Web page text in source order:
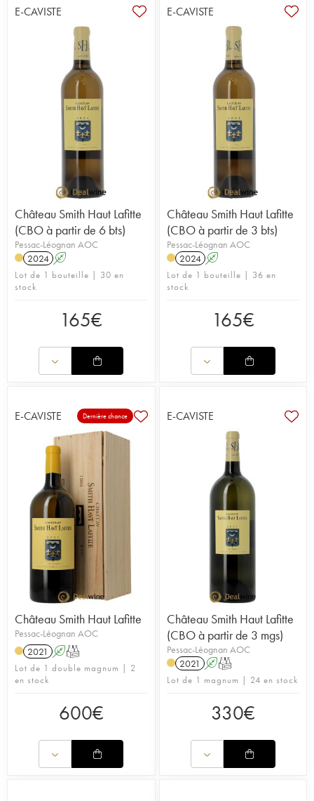
E-CAVISTE
Château Smith Haut Lafitte
(CBO à partir de 6 bts)
Pessac-Léognan AOC
2024 A
Lot de 1 bouteille | 30 en
stock
165€
E-CAVISTE
Château Smith Haut Lafitte
(CBO à partir de 3 bts)
Pessac-Léognan AOC
2024 A
Lot de 1 bouteille | 36 en
stock
165€
E-CAVISTE Dernière chance
Château Smith Haut Lafitte
Pessac-Léognan AOC
2021
AT
Lot de 1 double magnum | 2
en stock
600€
E-CAVISTE
Château Smith Haut Lafitte
(CBO à partir de 3 mgs)
Pessac-Léognan AOC
2021 AT
Lot de 1 magnum | 24 en stock
330€